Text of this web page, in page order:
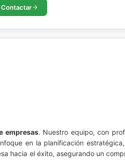
Contactar
empresas. Nuestro equipo, con
en la planificación
hacia el éxito, asegurando un